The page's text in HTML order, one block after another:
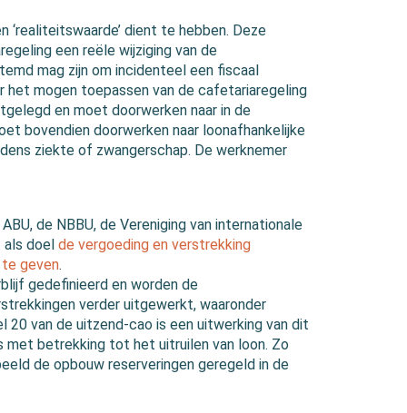
dient te hebben. Deze
een reële wijziging van de
mag zijn om incidenteel een fiscaal
mogen toepassen van de cafetariaregeling
en moet doorwerken naar in de
bovendien doorwerken naar loonafhankelijke
ziekte of zwangerschap. De werknemer
de NBBU, de Vereniging van internationale
als doel de vergoeding en verstrekking
geven.
gedefinieerd en worden de
verder uitgewerkt, waaronder
van de uitzend-cao is een uitwerking van dit
met betrekking tot het uitruilen van loon. Zo
de opbouw reserveringen geregeld in de